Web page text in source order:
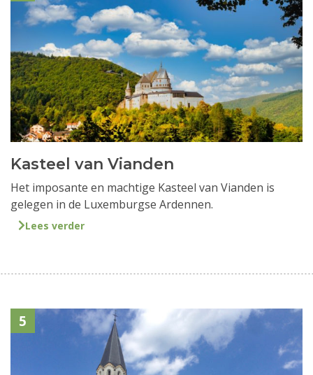
Kasteel van Vianden
Het imposante en machtige Kasteel van Vianden is
gelegen in de Luxemburgse Ardennen.
Lees verder
5